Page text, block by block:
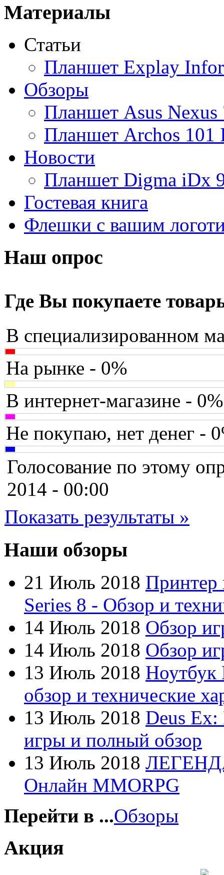
Acme
Ainol
Altinet
Amazon
Amber
Ampe
Apache(1)
Apple(30)
Apriori
Archos
Armaggeddon
Assistant
Asus(171)
Barnes&noble
Brain
Brava
Canyon
Cbr
Chicony
Codegen
Cooler master
Cube
Cyborg
Datex
Dell(49)
Dex
Everest
Firtech
Flyper
Foxconn
Fujitsu(21)
G-cube
Gelezka
Gembird
Gemix
Gigabyte
Материалы
Статьи
Планшет Explay
Обзоры
Планшет Asus Nexus
Планшет Archos 101
Новости
Планшет Digma iDx
Гостевая книга
Флешки с вашим
Наш опрос
Где Вы покупаете
В специализированном
На рынке - 0%
В интернет-магазине - 0%
Не покупаю, нет денег -
Голосование по этому
2014 - 00:00
Показать результаты »
Наши обзоры
21 Июль 2018 Принтер
Series 8 - Обзор и
14 Июль 2018 Обзор
14 Июль 2018 Обзор
13 Июль 2018 Ноутбук
обзор и технические
13 Июль 2018 Deus
игры и полный обзор
13 Июль 2018
Онлайн MMORPG
Перейти в ...Обзоры
Акция